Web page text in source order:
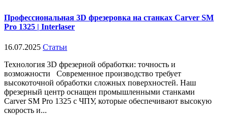
Профессиональная 3D фрезеровка на станках Carver SM
Pro 1325 | Interlaser
16.07.2025 Статьи
Технология 3D фрезерной обработки: точность и
возможности Современное производство требует
высокоточной обработки сложных поверхностей. Наш
фрезерный центр оснащен промышленными станками
Carver SM Pro 1325 с ЧПУ, которые обеспечивают высокую
скорость и...